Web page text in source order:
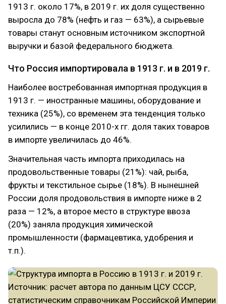
1913 г. около 17%, в 2019 г. их доля существенно
выросла до 78% (нефть и газ — 63%), а сырьевые
товары станут основным источником экспортной
выручки и базой федерального бюджета.
Что Россия импортировала в 1913 г. и в 2019 г.
Наиболее востребованная импортная продукция в
1913 г. — иностранные машины, оборудование и
техника (25%), со временем эта тенденция только
усилились — в конце 2010-х гг. доля таких товаров
в импорте увеличилась до 46%.
Значительная часть импорта приходилась на
продовольственные товары (21%): чай, рыба,
фрукты и текстильное сырье (18%). В нынешней
России доля продовольствия в импорте ниже в 2
раза — 12%, а второе место в структуре ввоза
(20%) заняла продукция химической
промышленности (фармацевтика, удобрения и
т.п.).